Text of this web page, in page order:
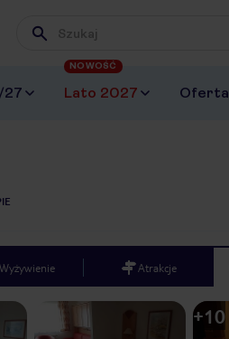
Wpisz frazę, której szukasz
27 Lato 2027
NOWOŚĆ
Oferta
Wyżywienie Atrakcje
+10